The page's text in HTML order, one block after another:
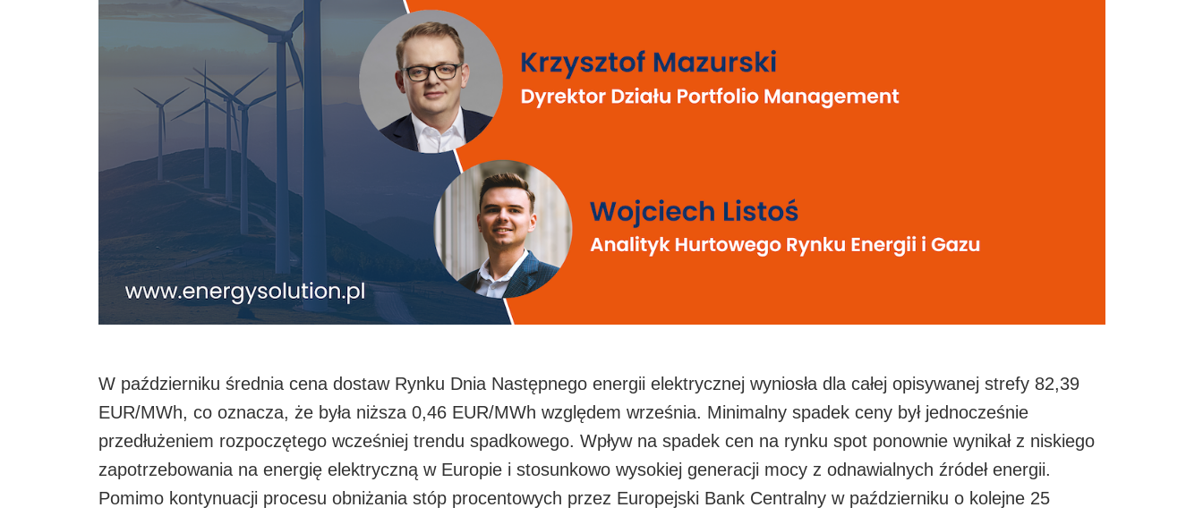
W październiku średnia cena dostaw Rynku Dnia Następnego energii elektrycznej wyniosła dla całej opisywanej strefy 82,39
EUR/MWh, co oznacza, że była niższa 0,46 EUR/MWh względem września. Minimalny spadek ceny był jednocześnie
przedłużeniem rozpoczętego wcześniej trendu spadkowego. Wpływ na spadek cen na rynku spot ponownie wynikał z niskiego
zapotrzebowania na energię elektryczną w Europie i stosunkowo wysokiej generacji mocy z odnawialnych źródeł energii.
Pomimo kontynuacji procesu obniżania stóp procentowych przez Europejski Bank Centralny w październiku o kolejne 25